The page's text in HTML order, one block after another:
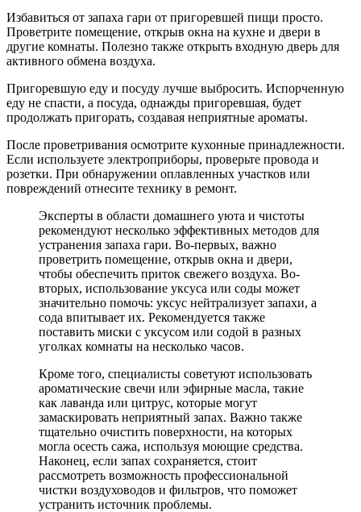
Избавиться от запаха гари от пригоревшей пищи просто.
Проветрите помещение, открыв окна на кухне и двери в
другие комнаты. Полезно также открыть входную дверь для
активного обмена воздуха.
Пригоревшую еду и посуду лучше выбросить. Испорченную
еду не спасти, а посуда, однажды пригоревшая, будет
продолжать пригорать, создавая неприятные ароматы.
После проветривания осмотрите кухонные принадлежности.
Если используете электроприборы, проверьте провода и
розетки. При обнаружении оплавленных участков или
повреждений отнесите технику в ремонт.
Эксперты в области домашнего уюта и чистоты
рекомендуют несколько эффективных методов для
устранения запаха гари. Во-первых, важно
проветрить помещение, открыв окна и двери,
чтобы обеспечить приток свежего воздуха. Во-
вторых, использование уксуса или соды может
значительно помочь: уксус нейтрализует запахи, а
сода впитывает их. Рекомендуется также
поставить миски с уксусом или содой в разных
уголках комнаты на несколько часов.
Кроме того, специалисты советуют использовать
ароматические свечи или эфирные масла, такие
как лаванда или цитрус, которые могут
замаскировать неприятный запах. Важно также
тщательно очистить поверхности, на которых
могла осесть сажа, используя моющие средства.
Наконец, если запах сохраняется, стоит
рассмотреть возможность профессиональной
чистки воздуховодов и фильтров, что поможет
устранить источник проблемы.